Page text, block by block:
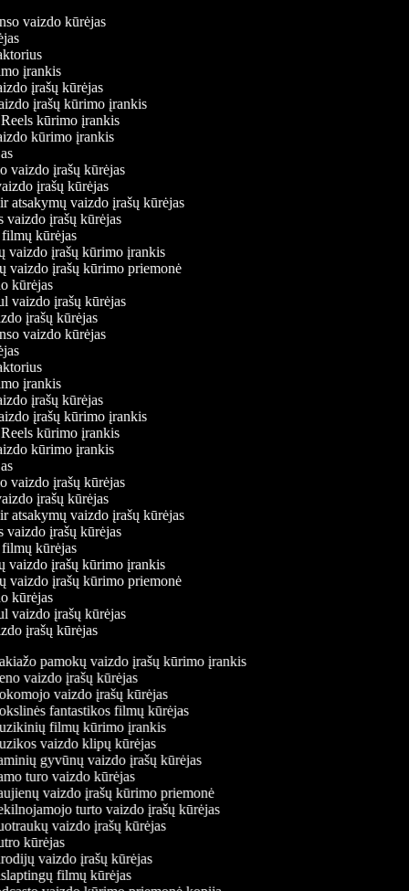
vaizdo kūrėjas
įrankis
įrašų kūrėjas
įrašų kūrimo įrankis
Reels kūrimo įrankis
kūrimo įrankis
vaizdo įrašų kūrėjas
įrašų kūrėjas
atsakymų vaizdo įrašų kūrėjas
vaizdo įrašų kūrėjas
filmų kūrėjas
vaizdo įrašų kūrimo įrankis
vaizdo įrašų kūrimo priemonė
kūrėjas
vaizdo įrašų kūrėjas
įrašų kūrėjas
vaizdo kūrėjas
įrankis
įrašų kūrėjas
įrašų kūrimo įrankis
Reels kūrimo įrankis
kūrimo įrankis
vaizdo įrašų kūrėjas
įrašų kūrėjas
atsakymų vaizdo įrašų kūrėjas
vaizdo įrašų kūrėjas
filmų kūrėjas
vaizdo įrašų kūrimo įrankis
vaizdo įrašų kūrimo priemonė
kūrėjas
vaizdo įrašų kūrėjas
įrašų kūrėjas
pamokų vaizdo įrašų kūrimo įrankis
vaizdo įrašų kūrėjas
vaizdo įrašų kūrėjas
fantastikos filmų kūrėjas
filmų kūrimo įrankis
vaizdo klipų kūrėjas
gyvūnų vaizdo įrašų kūrėjas
turo vaizdo kūrėjas
vaizdo įrašų kūrimo priemonė
turto vaizdo įrašų kūrėjas
vaizdo įrašų kūrėjas
kūrėjas
vaizdo įrašų kūrėjas
filmų kūrėjas